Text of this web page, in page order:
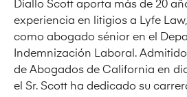
Diallo Scott aporta más de 20
experiencia en litigios a Lyfe
como abogado sénior en el
Indemnización Laboral.
de Abogados de California en
el Sr. Scott ha dedicado su